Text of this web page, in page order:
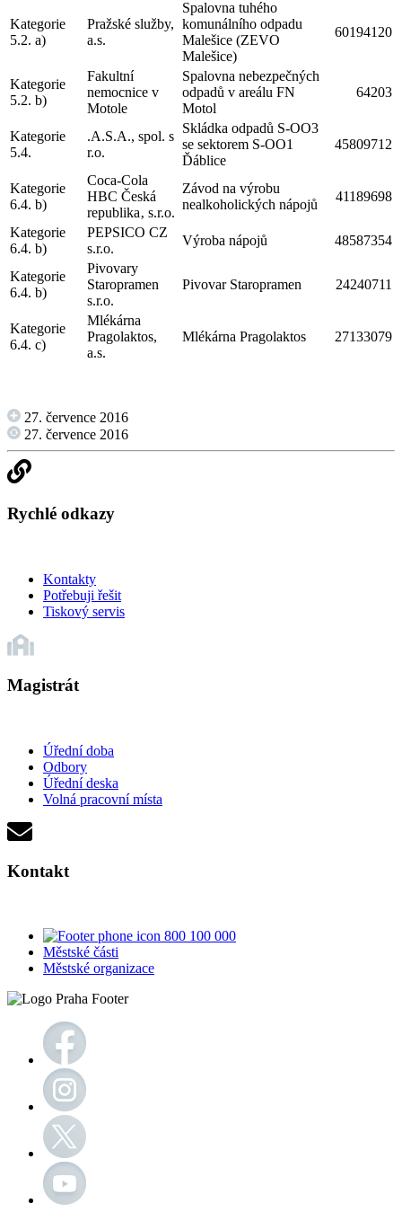
Kategorie
5.2. a)
Pražské služby,
a.s.
Spalovna tuhého
komunálního odpadu
Malešice (ZEVO
Malešice)
60194120
Kategorie
5.2. b)
Fakultní
nemocnice v
Motole
Spalovna nebezpečných
odpadů v areálu FN
Motol
64203
Kategorie
5.4.
.A.S.A., spol. s
r.o.
Skládka odpadů S-OO3
se sektorem S-OO1
Ďáblice
45809712
Kategorie
6.4. b)
Coca-Cola
HBC Česká
republika‚ s.r.o.
Závod na výrobu
nealkoholických nápojů
41189698
Kategorie
6.4. b)
PEPSICO CZ
s.r.o.
Výroba nápojů 48587354
Kategorie
6.4. b)
Pivovary
Staropramen
s.r.o.
Pivovar Staropramen 24240711
Kategorie
6.4. c)
Mlékárna
Pragolaktos,
a.s.
Mlékárna Pragolaktos 27133079
27. července 2016
27. července 2016
Rychlé odkazy
Kontakty
Potřebuji řešit
Tiskový servis
Magistrát
Úřední doba
Odbory
Úřední deska
Volná pracovní místa
Kontakt
800 100 000
Městské části
Městské organizace